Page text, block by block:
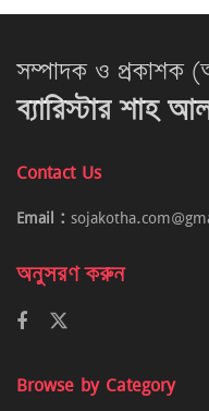
সম্পাদক ও প্রকাশক
ব্যারিস্টার শাহ
Contact Us
Email :
অনুসরণ করুন
Browse by Category